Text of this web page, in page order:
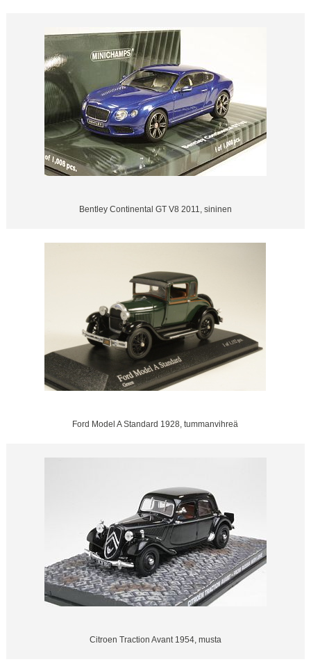
Bentley Continental GT V8 2011, sininen
Ford Model A Standard 1928, tummanvihreä
Citroen Traction Avant 1954, musta